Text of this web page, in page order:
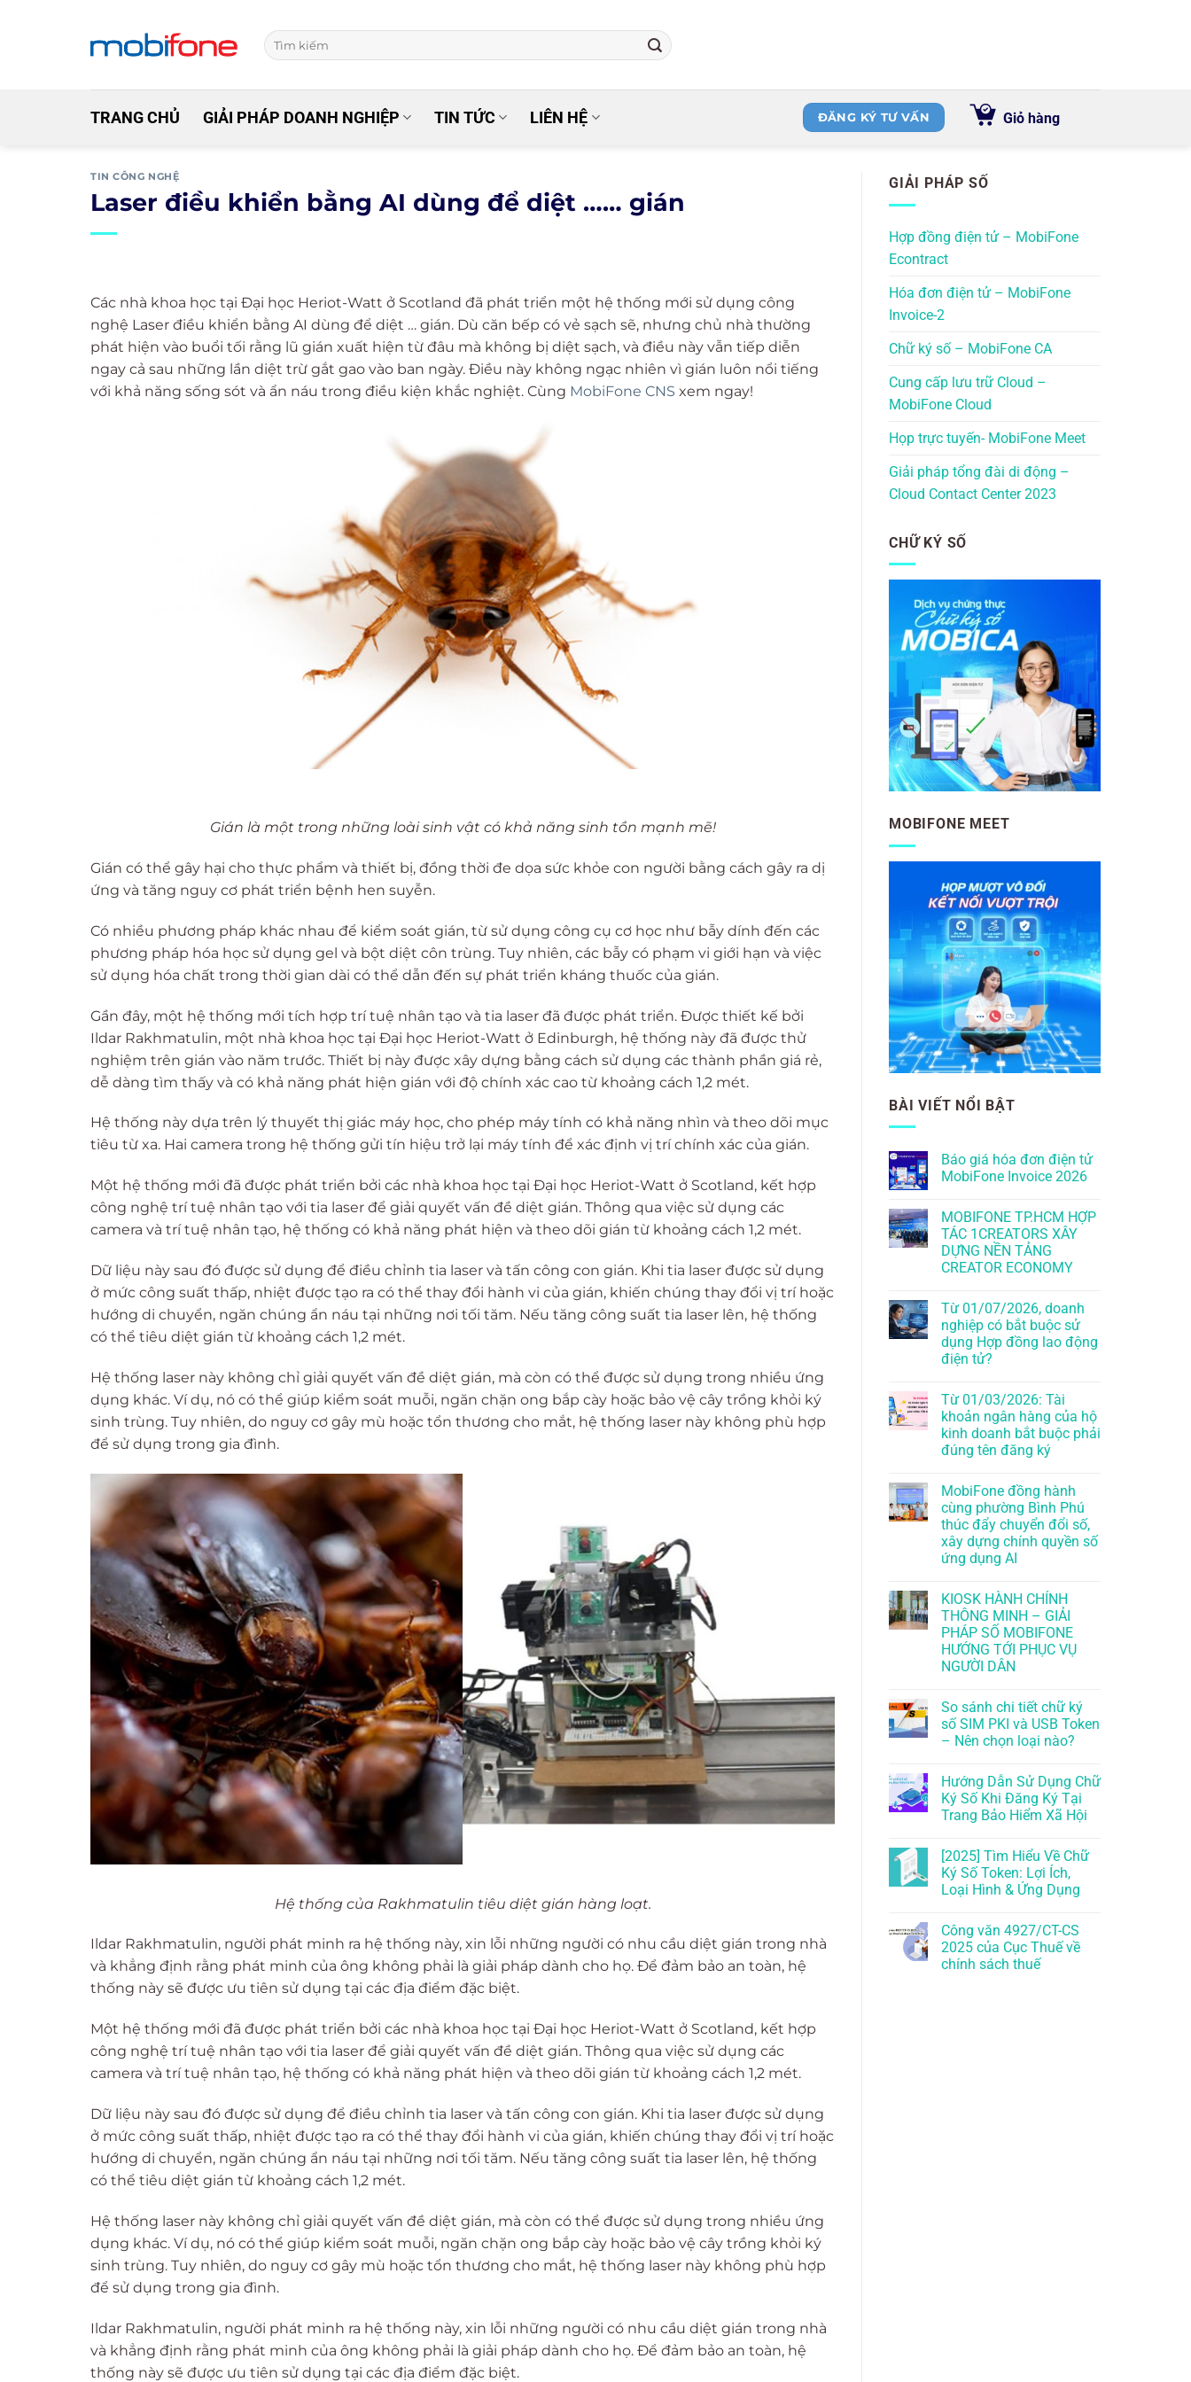
TRANG CHỦ GIẢI PHÁP DOANH NGHIỆP TIN TỨC LIÊN HỆ ĐĂNG KÝ TƯ VẤN Giỏ hàng
TIN CÔNG NGHỆ
Laser điều khiển bằng AI dùng để diệt …… gián
Các nhà khoa học tại Đại học Heriot-Watt ở Scotland đã phát triển một hệ thống mới sử dụng công
nghệ Laser điều khiển bằng AI dùng để diệt … gián. Dù căn bếp có vẻ sạch sẽ, nhưng chủ nhà thường
phát hiện vào buổi tối rằng lũ gián xuất hiện từ đâu mà không bị diệt sạch, và điều này vẫn tiếp diễn
ngay cả sau những lần diệt trừ gắt gao vào ban ngày. Điều này không ngạc nhiên vì gián luôn nổi tiếng
với khả năng sống sót và ẩn náu trong điều kiện khắc nghiệt. Cùng MobiFone CNS xem ngay!
Gián là một trong những loài sinh vật có khả năng sinh tồn mạnh mẽ!
Gián có thể gây hại cho thực phẩm và thiết bị, đồng thời đe dọa sức khỏe con người bằng cách gây ra dị
ứng và tăng nguy cơ phát triển bệnh hen suyễn.
Có nhiều phương pháp khác nhau để kiểm soát gián, từ sử dụng công cụ cơ học như bẫy dính đến các
phương pháp hóa học sử dụng gel và bột diệt côn trùng. Tuy nhiên, các bẫy có phạm vi giới hạn và việc
sử dụng hóa chất trong thời gian dài có thể dẫn đến sự phát triển kháng thuốc của gián.
Gần đây, một hệ thống mới tích hợp trí tuệ nhân tạo và tia laser đã được phát triển. Được thiết kế bởi
Ildar Rakhmatulin, một nhà khoa học tại Đại học Heriot-Watt ở Edinburgh, hệ thống này đã được thử
nghiệm trên gián vào năm trước. Thiết bị này được xây dựng bằng cách sử dụng các thành phần giá rẻ,
dễ dàng tìm thấy và có khả năng phát hiện gián với độ chính xác cao từ khoảng cách 1,2 mét.
Hệ thống này dựa trên lý thuyết thị giác máy học, cho phép máy tính có khả năng nhìn và theo dõi mục
tiêu từ xa. Hai camera trong hệ thống gửi tín hiệu trở lại máy tính để xác định vị trí chính xác của gián.
Một hệ thống mới đã được phát triển bởi các nhà khoa học tại Đại học Heriot-Watt ở Scotland, kết hợp
công nghệ trí tuệ nhân tạo với tia laser để giải quyết vấn đề diệt gián. Thông qua việc sử dụng các
camera và trí tuệ nhân tạo, hệ thống có khả năng phát hiện và theo dõi gián từ khoảng cách 1,2 mét.
Dữ liệu này sau đó được sử dụng để điều chỉnh tia laser và tấn công con gián. Khi tia laser được sử dụng
ở mức công suất thấp, nhiệt được tạo ra có thể thay đổi hành vi của gián, khiến chúng thay đổi vị trí hoặc
hướng di chuyển, ngăn chúng ẩn náu tại những nơi tối tăm. Nếu tăng công suất tia laser lên, hệ thống
có thể tiêu diệt gián từ khoảng cách 1,2 mét.
Hệ thống laser này không chỉ giải quyết vấn đề diệt gián, mà còn có thể được sử dụng trong nhiều ứng
dụng khác. Ví dụ, nó có thể giúp kiểm soát muỗi, ngăn chặn ong bắp cày hoặc bảo vệ cây trồng khỏi ký
sinh trùng. Tuy nhiên, do nguy cơ gây mù hoặc tổn thương cho mắt, hệ thống laser này không phù hợp
để sử dụng trong gia đình.
Hệ thống của Rakhmatulin tiêu diệt gián hàng loạt.
Ildar Rakhmatulin, người phát minh ra hệ thống này, xin lỗi những người có nhu cầu diệt gián trong nhà
và khẳng định rằng phát minh của ông không phải là giải pháp dành cho họ. Để đảm bảo an toàn, hệ
thống này sẽ được ưu tiên sử dụng tại các địa điểm đặc biệt.
Một hệ thống mới đã được phát triển bởi các nhà khoa học tại Đại học Heriot-Watt ở Scotland, kết hợp
công nghệ trí tuệ nhân tạo với tia laser để giải quyết vấn đề diệt gián. Thông qua việc sử dụng các
camera và trí tuệ nhân tạo, hệ thống có khả năng phát hiện và theo dõi gián từ khoảng cách 1,2 mét.
Dữ liệu này sau đó được sử dụng để điều chỉnh tia laser và tấn công con gián. Khi tia laser được sử dụng
ở mức công suất thấp, nhiệt được tạo ra có thể thay đổi hành vi của gián, khiến chúng thay đổi vị trí hoặc
hướng di chuyển, ngăn chúng ẩn náu tại những nơi tối tăm. Nếu tăng công suất tia laser lên, hệ thống
có thể tiêu diệt gián từ khoảng cách 1,2 mét.
Hệ thống laser này không chỉ giải quyết vấn đề diệt gián, mà còn có thể được sử dụng trong nhiều ứng
dụng khác. Ví dụ, nó có thể giúp kiểm soát muỗi, ngăn chặn ong bắp cày hoặc bảo vệ cây trồng khỏi ký
sinh trùng. Tuy nhiên, do nguy cơ gây mù hoặc tổn thương cho mắt, hệ thống laser này không phù hợp
để sử dụng trong gia đình.
Ildar Rakhmatulin, người phát minh ra hệ thống này, xin lỗi những người có nhu cầu diệt gián trong nhà
và khẳng định rằng phát minh của ông không phải là giải pháp dành cho họ. Để đảm bảo an toàn, hệ
thống này sẽ được ưu tiên sử dụng tại các địa điểm đặc biệt.
GIẢI PHÁP SỐ
Hợp đồng điện tử – MobiFone
Econtract
Hóa đơn điện tử – MobiFone
Invoice-2
Chữ ký số – MobiFone CA
Cung cấp lưu trữ Cloud –
MobiFone Cloud
Họp trực tuyến- MobiFone Meet
Giải pháp tổng đài di động –
Cloud Contact Center 2023
CHỮ KÝ SỐ
MOBIFONE MEET
BÀI VIẾT NỔI BẬT
Báo giá hóa đơn điện tử
MobiFone Invoice 2026
MOBIFONE TP.HCM HỢP
TÁC 1CREATORS XÂY
DỰNG NỀN TẢNG
CREATOR ECONOMY
Từ 01/07/2026, doanh
nghiệp có bắt buộc sử
dụng Hợp đồng lao động
điện tử?
Từ 01/03/2026: Tài
khoản ngân hàng của hộ
kinh doanh bắt buộc phải
đúng tên đăng ký
MobiFone đồng hành
cùng phường Bình Phú
thúc đẩy chuyển đổi số,
xây dựng chính quyền số
ứng dụng AI
KIOSK HÀNH CHÍNH
THÔNG MINH – GIẢI
PHÁP SỐ MOBIFONE
HƯỚNG TỚI PHỤC VỤ
NGƯỜI DÂN
So sánh chi tiết chữ ký
số SIM PKI và USB Token
– Nên chọn loại nào?
Hướng Dẫn Sử Dụng Chữ
Ký Số Khi Đăng Ký Tại
Trang Bảo Hiểm Xã Hội
[2025] Tìm Hiểu Về Chữ
Ký Số Token: Lợi Ích,
Loại Hình & Ứng Dụng
Công văn 4927/CT-CS
2025 của Cục Thuế về
chính sách thuế